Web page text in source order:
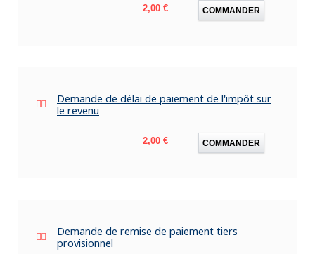
Prix
2,00 € COMMANDER
Demande de délai de paiement de l'impôt sur
le revenu
Prix
2,00 € COMMANDER
Demande de remise de paiement tiers
provisionnel